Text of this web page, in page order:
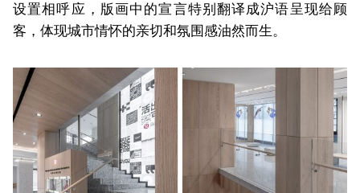
设置相呼应，版画中的宣言特别翻译成沪语呈现给顾
客，体现城市情怀的亲切和氛围感油然而生。